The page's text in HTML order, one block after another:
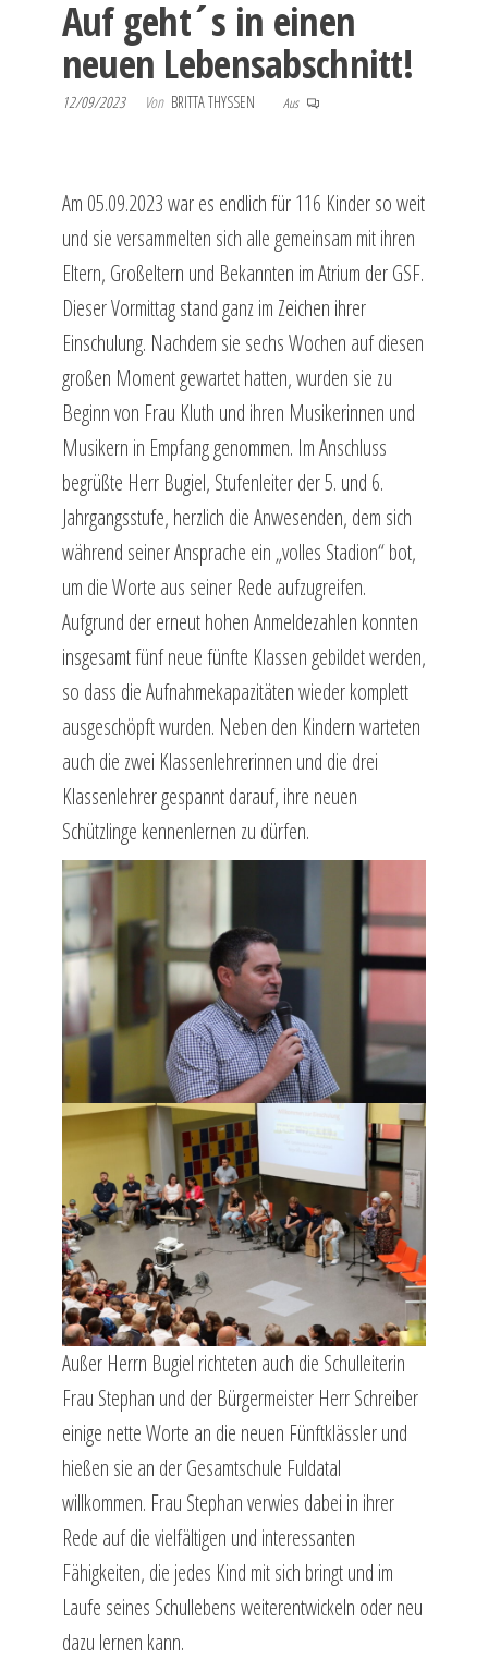
Auf geht´s in einen
neuen Lebensabschnitt!
12/09/2023 Von BRITTA THYSSEN Aus
Am 05.09.2023 war es endlich für 116 Kinder so weit
und sie versammelten sich alle gemeinsam mit ihren
Eltern, Großeltern und Bekannten im Atrium der GSF.
Dieser Vormittag stand ganz im Zeichen ihrer
Einschulung. Nachdem sie sechs Wochen auf diesen
großen Moment gewartet hatten, wurden sie zu
Beginn von Frau Kluth und ihren Musikerinnen und
Musikern in Empfang genommen. Im Anschluss
begrüßte Herr Bugiel, Stufenleiter der 5. und 6.
Jahrgangsstufe, herzlich die Anwesenden, dem sich
während seiner Ansprache ein „volles Stadion“ bot,
um die Worte aus seiner Rede aufzugreifen.
Aufgrund der erneut hohen Anmeldezahlen konnten
insgesamt fünf neue fünfte Klassen gebildet werden,
so dass die Aufnahmekapazitäten wieder komplett
ausgeschöpft wurden. Neben den Kindern warteten
auch die zwei Klassenlehrerinnen und die drei
Klassenlehrer gespannt darauf, ihre neuen
Schützlinge kennenlernen zu dürfen.
Außer Herrn Bugiel richteten auch die Schulleiterin
Frau Stephan und der Bürgermeister Herr Schreiber
einige nette Worte an die neuen Fünftklässler und
hießen sie an der Gesamtschule Fuldatal
willkommen. Frau Stephan verwies dabei in ihrer
Rede auf die vielfältigen und interessanten
Fähigkeiten, die jedes Kind mit sich bringt und im
Laufe seines Schullebens weiterentwickeln oder neu
dazu lernen kann.